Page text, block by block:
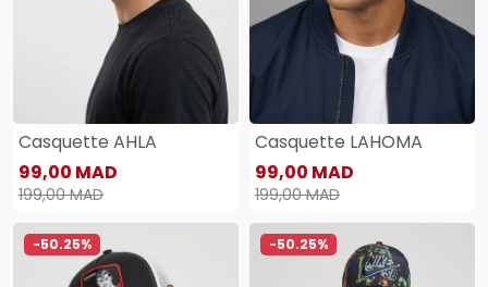
Casquette AHLA
99,00 MAD
199,00 MAD
Casquette LAHOMA
99,00 MAD
199,00 MAD
-50.25% -50.25%